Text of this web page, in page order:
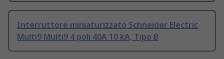
Interruttore miniaturizzato Schneider Electric
Multi9 Multi9 4 poli 40A 10 kA, Tipo B